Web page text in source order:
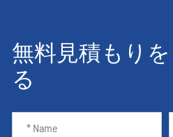
無料見積もり
る